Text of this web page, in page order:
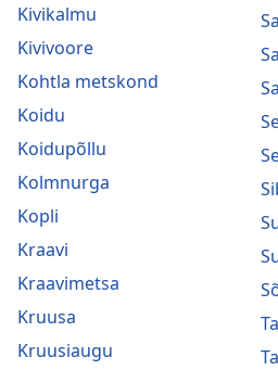
Kivikalmu
Kivivoore
Kohtla metskond
Koidu
Koidupõllu
Kolmnurga
Kopli
Kraavi
Kraavimetsa
Kruusa
Kruusiaugu